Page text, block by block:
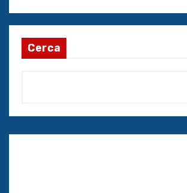
Cerca